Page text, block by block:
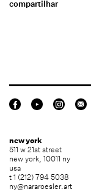
compartilhar
new york
511 w 21st street
new york, 10011 ny
usa
t 1 (212) 794 5038
ny@nararoesler.art